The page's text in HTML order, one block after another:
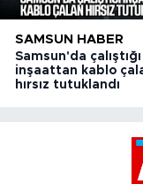
SAMSUN HABER
Samsun'da çalıştığı
inşaattan kablo
hırsız tutuklandı